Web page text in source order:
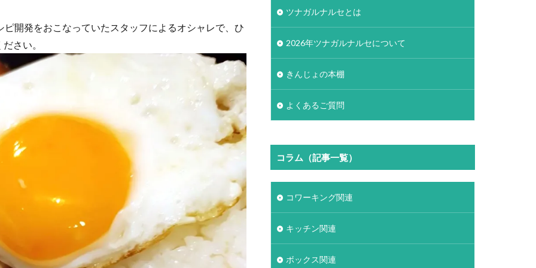
ピ開発をおこなっていたスタッフによるオシャレで、ひ
さい。
ツナガルナルセとは
2026年ツナガルナルセについて
きんじょの本棚
よくあるご質問
コラム（記事一覧）
コワーキング関連
キッチン関連
ボックス関連